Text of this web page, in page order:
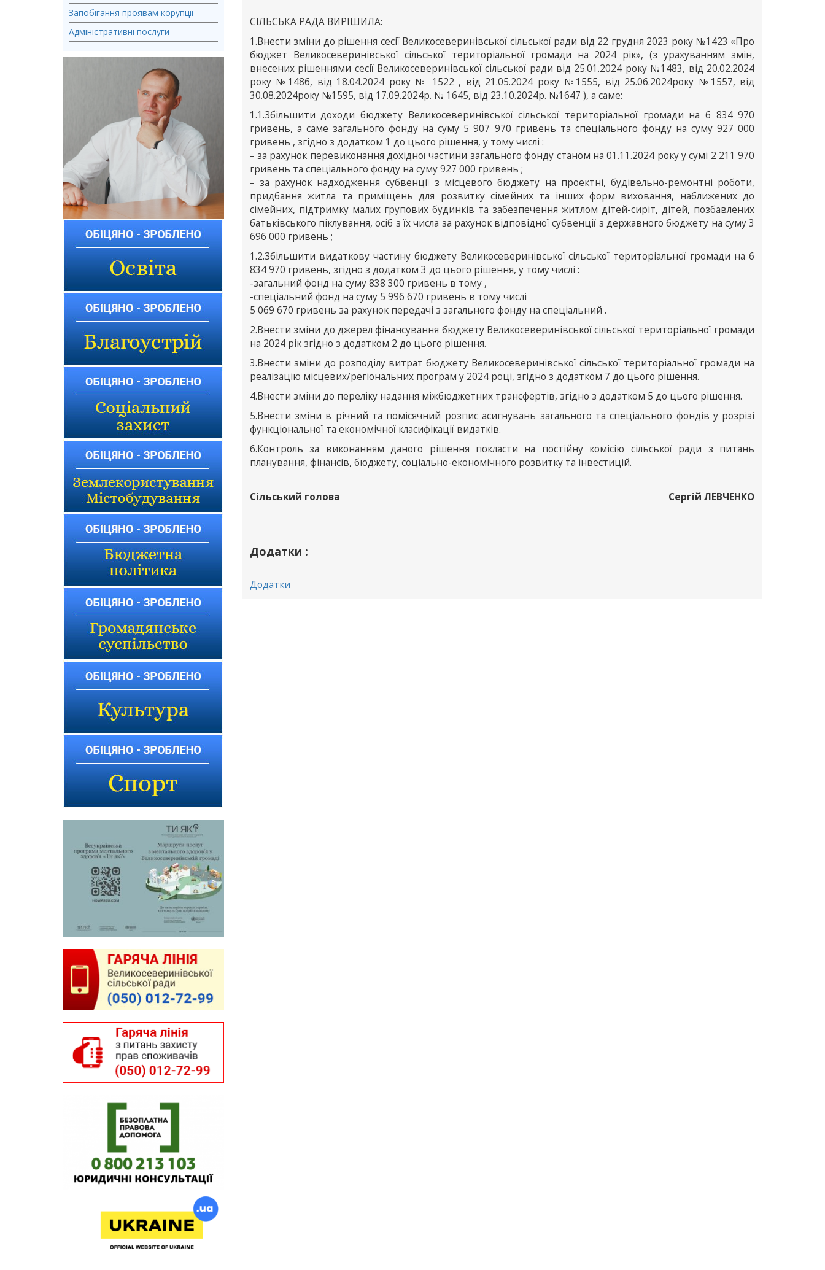
Запобігання проявам корупції
Адміністративні послуги
СІЛЬСЬКА РАДА ВИРІШИЛА:
1.Внести зміни до рішення сесії Великосеверинівської сільської ради від 22 грудня 2023 року №1423 «Про
бюджет Великосеверинівської сільської територіальної громади на 2024 рік», (з урахуванням змін,
внесених рішеннями сесії Великосеверинівської сільської ради від 25.01.2024 року №1483, від 20.02.2024
року №1486, від 18.04.2024 року № 1522 , від 21.05.2024 року №1555, від 25.06.2024року №1557, від
30.08.2024року №1595, від 17.09.2024р. № 1645, від 23.10.2024р. №1647 ), а саме:
1.1.Збільшити доходи бюджету Великосеверинівської сільської територіальної громади на 6 834 970
гривень, а саме загального фонду на суму 5 907 970 гривень та спеціального фонду на суму 927 000
гривень , згідно з додатком 1 до цього рішення, у тому числі :
– за рахунок перевиконання дохідної частини загального фонду станом на 01.11.2024 року у сумі 2 211 970
гривень та спеціального фонду на суму 927 000 гривень ;
– за рахунок надходження субвенції з місцевого бюджету на проектні, будівельно-ремонтні роботи,
придбання житла та приміщень для розвитку сімейних та інших форм виховання, наближених до
сімейних, підтримку малих групових будинків та забезпечення житлом дітей-сиріт, дітей, позбавлених
батьківського піклування, осіб з їх числа за рахунок відповідної субвенції з державного бюджету на суму 3
696 000 гривень ;
1.2.Збільшити видаткову частину бюджету Великосеверинівської сільської територіальної громади на 6
834 970 гривень, згідно з додатком 3 до цього рішення, у тому числі :
-загальний фонд на суму 838 300 гривень в тому ,
-спеціальний фонд на суму 5 996 670 гривень в тому числі
5 069 670 гривень за рахунок передачі з загального фонду на спеціальний .
2.Внести зміни до джерел фінансування бюджету Великосеверинівської сільської територіальної громади
на 2024 рік згідно з додатком 2 до цього рішення.
3.Внести зміни до розподілу витрат бюджету Великосеверинівської сільської територіальної громади на
реалізацію місцевих/регіональних програм у 2024 році, згідно з додатком 7 до цього рішення.
4.Внести зміни до переліку надання міжбюджетних трансфертів, згідно з додатком 5 до цього рішення.
5.Внести зміни в річний та помісячний розпис асигнувань загального та спеціального фондів у розрізі
функціональної та економічної класифікації видатків.
6.Контроль за виконанням даного рішення покласти на постійну комісію сільської ради з питань
планування, фінансів, бюджету, соціально-економічного розвитку та інвестицій.
Сільський голова Сергій ЛЕВЧЕНКО
Додатки :
Додатки